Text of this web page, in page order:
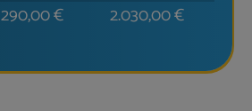
290,00€ 2.030,00€